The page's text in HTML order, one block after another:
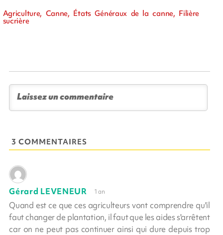
Agriculture, Canne, États Généraux de la canne, Filière
sucrière
3 COMMENTAIRES
Gérard LEVENEUR 1 an
Quand est ce que ces agriculteurs vont comprendre qu'il
faut changer de plantation, il faut que les aides s'arrêtent
car on ne peut pas continuer ainsi qui dure depuis trop